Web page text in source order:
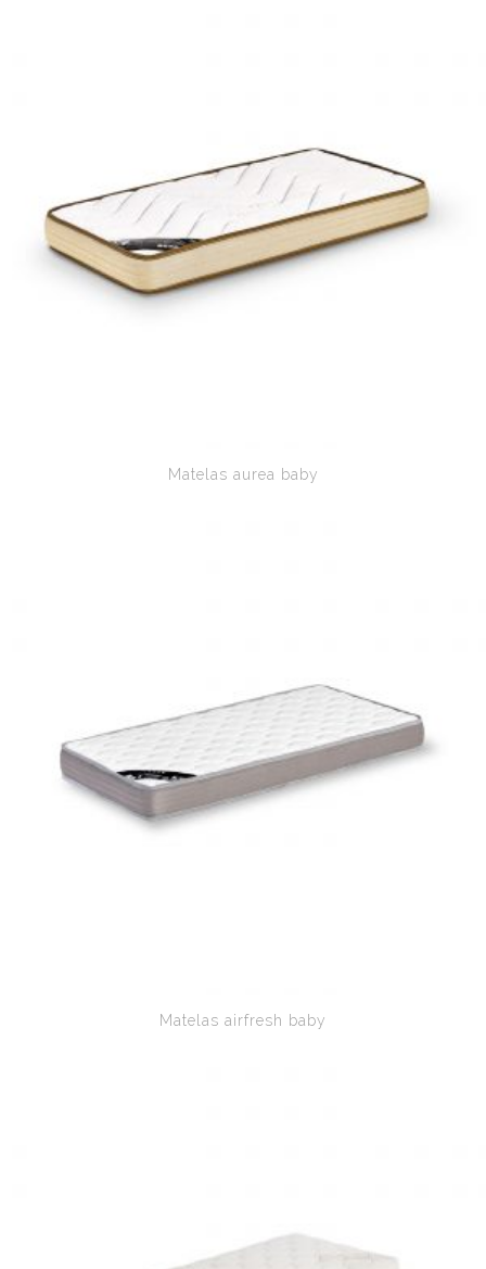
Matelas aurea baby
Matelas airfresh baby